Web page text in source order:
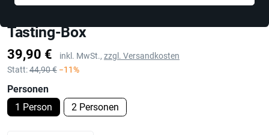
Tasting-Box
Preis
39,90 € inkl. MwSt., zzgl. Versandkosten
Statt:44,90 € −11%
Personen
1 Person
2 Personen